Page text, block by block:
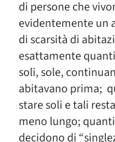
di persone che
evidentemente un
di scarsità di
esattamente
soli, sole,
abitavano prima;
stare soli e tali
meno lungo;
decidono di